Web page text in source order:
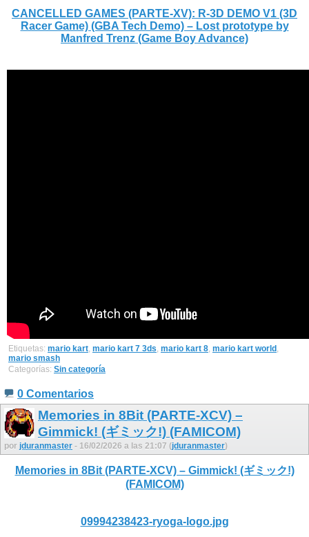
CANCELLED GAMES (PARTE-XV): R-3D DEMO V1 (3D
Racer Game) (GBA Tech Demo) – Lost prototype by
Manfred Trenz (Game Boy Advance)
Etiquetas: mario kart, mario kart 7 3ds, mario kart 8, mario kart world ,
mario smash
Categorías: Sin categoría
0 Comentarios
Memories in 8Bit (PARTE-XCV) –
Gimmick! (ギミック!) (FAMICOM)
por jduranmaster - 16/02/2026 a las 21:07 (jduranmaster)
Memories in 8Bit (PARTE-XCV) – Gimmick! (ギミック!)
(FAMICOM)
09994238423-ryoga-logo.jpg